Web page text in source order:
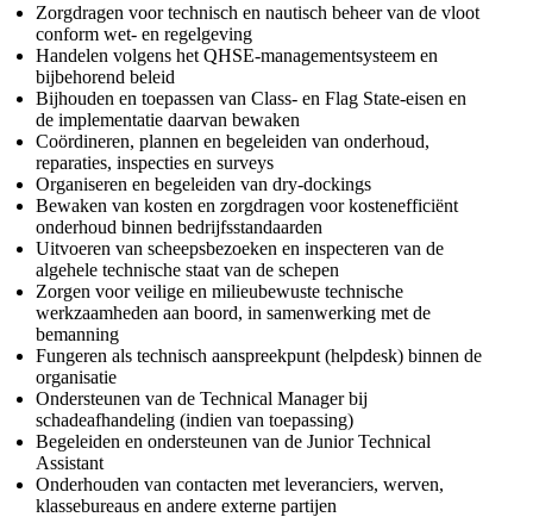
Zorgdragen voor technisch en nautisch beheer van de vloot
conform wet- en regelgeving
Handelen volgens het QHSE-managementsysteem en
bijbehorend beleid
Bijhouden en toepassen van Class- en Flag State-eisen en
de implementatie daarvan bewaken
Coördineren, plannen en begeleiden van onderhoud,
reparaties, inspecties en surveys
Organiseren en begeleiden van dry-dockings
Bewaken van kosten en zorgdragen voor kostenefficiënt
onderhoud binnen bedrijfsstandaarden
Uitvoeren van scheepsbezoeken en inspecteren van de
algehele technische staat van de schepen
Zorgen voor veilige en milieubewuste technische
werkzaamheden aan boord, in samenwerking met de
bemanning
Fungeren als technisch aanspreekpunt (helpdesk) binnen de
organisatie
Ondersteunen van de Technical Manager bij
schadeafhandeling (indien van toepassing)
Begeleiden en ondersteunen van de Junior Technical
Assistant
Onderhouden van contacten met leveranciers, werven,
klassebureaus en andere externe partijen